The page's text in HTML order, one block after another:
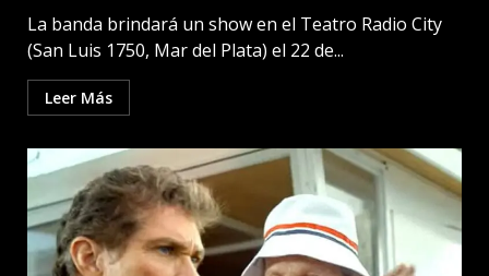
La banda brindará un show en el Teatro Radio City
(San Luis 1750, Mar del Plata) el 22 de...
Leer Más